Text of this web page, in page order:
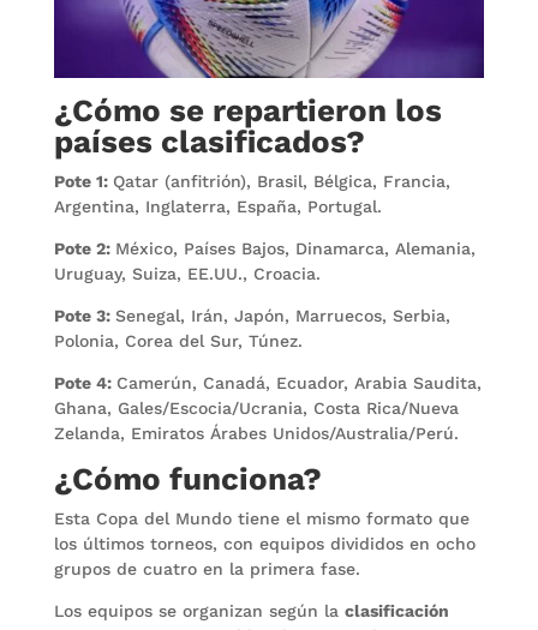
¿Cómo se repartieron los
países clasificados?
Pote 1: Qatar (anfitrión), Brasil, Bélgica, Francia,
Argentina, Inglaterra, España, Portugal.
Pote 2: México, Países Bajos, Dinamarca, Alemania,
Uruguay, Suiza, EE.UU., Croacia.
Pote 3: Senegal, Irán, Japón, Marruecos, Serbia,
Polonia, Corea del Sur, Túnez.
Pote 4: Camerún, Canadá, Ecuador, Arabia Saudita,
Ghana, Gales/Escocia/Ucrania, Costa Rica/Nueva
Zelanda, Emiratos Árabes Unidos/Australia/Perú.
¿Cómo funciona?
Esta Copa del Mundo tiene el mismo formato que
los últimos torneos, con equipos divididos en ocho
grupos de cuatro en la primera fase.
Los equipos se organizan según la clasificación